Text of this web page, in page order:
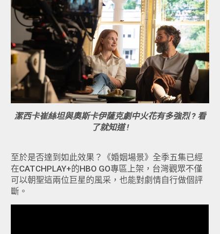
潔西卡崔絲坦與奧斯卡伊薩克劇中火花有多強烈 ? 看
了就知道 !
至於是否達到如此效果？《婚姻場景》全季五集已經
在CATCHPLAY+的HBO GO專區上架，台灣觀眾不僅
可以朝聖這兩位巨星的風采，也能對劇情自行做個評
斷。